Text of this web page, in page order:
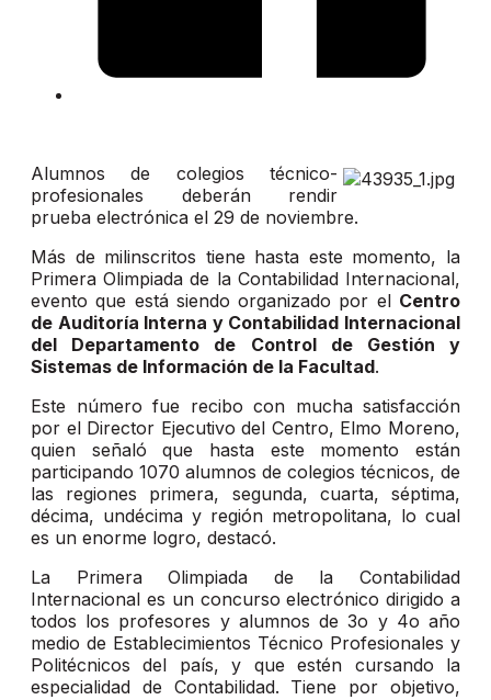
Alumnos de colegios técnico-
profesionales deberán rendir
prueba electrónica el 29 de noviembre.
Más de milinscritos tiene hasta este momento, la
Primera Olimpiada de la Contabilidad Internacional,
evento que está siendo organizado por el Centro
de Auditoría Interna y Contabilidad Internacional
del Departamento de Control de Gestión y
Sistemas de Información de la Facultad.
Este número fue recibo con mucha satisfacción
por el Director Ejecutivo del Centro, Elmo Moreno,
quien señaló que hasta este momento están
participando 1070 alumnos de colegios técnicos, de
las regiones primera, segunda, cuarta, séptima,
décima, undécima y región metropolitana, lo cual
es un enorme logro, destacó.
La Primera Olimpiada de la Contabilidad
Internacional es un concurso electrónico dirigido a
todos los profesores y alumnos de 3o y 4o año
medio de Establecimientos Técnico Profesionales y
Politécnicos del país, y que estén cursando la
especialidad de Contabilidad. Tiene por objetivo,